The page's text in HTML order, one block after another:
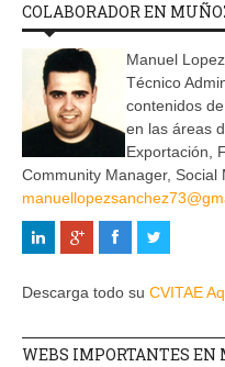
COLABORADOR EN
Manuel
Técnico
contenidos de
en las áreas
Exportación,
Community Manager, Social
Descarga todo su CVITAE
WEBS IMPORTANTES EN